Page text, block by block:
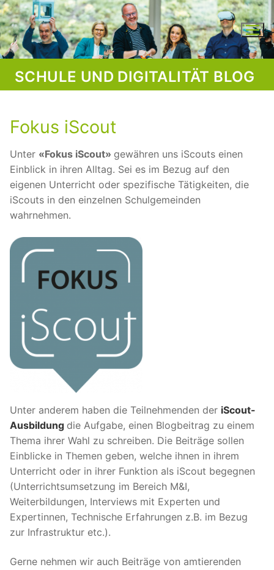
Skip
to
content
SCHULE UND DIGITALITÄT BLOG
Fokus iScout
Unter «Fokus iScout» gewähren uns iScouts einen
Einblick in ihren Alltag. Sei es im Bezug auf den
eigenen Unterricht oder spezifische Tätigkeiten, die
iScouts in den einzelnen Schulgemeinden
wahrnehmen.
Unter anderem haben die Teilnehmenden der iScout-
Ausbildung die Aufgabe, einen Blogbeitrag zu einem
Thema ihrer Wahl zu schreiben. Die Beiträge sollen
Einblicke in Themen geben, welche ihnen in ihrem
Unterricht oder in ihrer Funktion als iScout begegnen
(Unterrichtsumsetzung im Bereich M&I,
Weiterbildungen, Interviews mit Experten und
Expertinnen, Technische Erfahrungen z.B. im Bezug
zur Infrastruktur etc.).
Gerne nehmen wir auch Beiträge von amtierenden